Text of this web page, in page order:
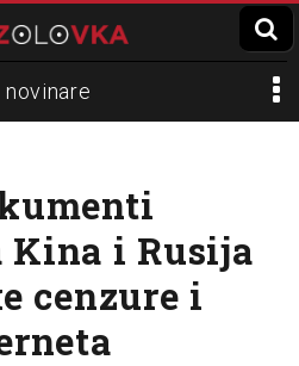
novinare
mediji
Ćuruvija
Kina i Rusija
cenzure i